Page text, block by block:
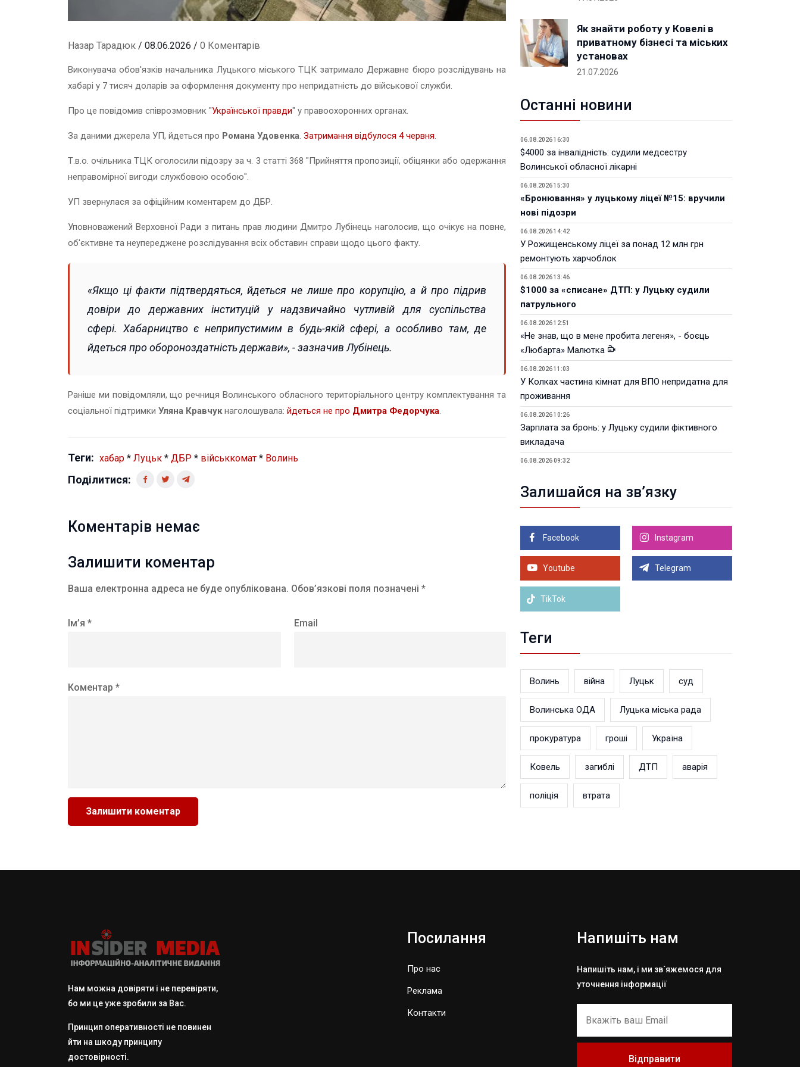
Назар Тарадюк / 08.06.2026 / 0 Коментарів
Виконувача обов'язків начальника Луцького міського ТЦК затримало Державне бюро розслідувань на
хабарі у 7 тисяч доларів за оформлення документу про непридатність до військової служби.
Про це повідомив співрозмовник "Української правди" у правоохоронних органах.
За даними джерела УП, йдеться про Романа Удовенка. Затримання відбулося 4 червня.
Т.в.о. очільника ТЦК оголосили підозру за ч. 3 статті 368 "Прийняття пропозиції, обіцянки або одержання
неправомірної вигоди службовою особою".
УП звернулася за офіційним коментарем до ДБР.
Уповноважений Верховної Ради з питань прав людини Дмитро Лубінець наголосив, що очікує на повне,
об'єктивне та неупереджене розслідування всіх обставин справи щодо цього факту.
«Якщо ці факти підтвердяться, йдеться не лише про корупцію, а й про підрив
довіри до державних інституцій у надзвичайно чутливій для суспільства
сфері. Хабарництво є неприпустимим в будь-якій сфері, а особливо там, де
йдеться про обороноздатність держави», - зазначив Лубінець.
Раніше ми повідомляли, що речниця Волинського обласного територіального центру комплектування та
соціальної підтримки Уляна Кравчукнаголошувала: йдеться не про Дмитра Федорчука.
Теги: хабар * Луцьк * ДБР * військкомат * Волинь
Поділитися:
Коментарів немає
Залишити коментар
Ваша електронна адреса не буде опублікована. Обов’язкові поля позначені *
Ім’я * Email
Коментар *
Як знайти роботу у Ковелі в
приватному бізнесі та міських
установах
21.07.2026
Останні новини
06.08.2026 16:30
$4000 за інвалідність: судили медсестру
Волинської обласної лікарні
06.08.2026 15:30
«Бронювання» у луцькому ліцеї №15: вручили
нові підозри
06.08.2026 14:42
У Рожищенському ліцеї за понад 12 млн грн
ремонтують харчоблок
06.08.2026 13:46
$1000 за «списане» ДТП: у Луцьку судили
патрульного
06.08.2026 12:51
«Не знав, що в мене пробита легеня», - боєць
«Любарта» Малютка
06.08.2026 11:03
У Колках частина кімнат для ВПО непридатна для
проживання
06.08.2026 10:26
Зарплата за бронь: у Луцьку судили фіктивного
викладача
06.08.2026 09:32
05.08.2026 21:18
Порівняння телеоб'єктивів Sigma Sports та Sony G-
05.08.2026 21:00
У Луцьку на 99,9% готовий новий Державний
ветеранський простір. ВІДЕО
Більше новин
Залишайся на зв’язку
Facebook Instagram
Youtube Telegram
TikTok
Теги
Волинь війна Луцьк суд
Волинська ОДА Луцька міська рада
прокуратура гроші Україна
Ковель загиблі ДТП аварія
поліція втрата
Нам можна довіряти і не перевіряти,
бо ми це уже зробили за Вас.
Принцип оперативності не повинен
йти на шкоду принципу
достовірності.
Посилання
Про нас
Реклама
Контакти
Напишіть нам
Напишіть нам, і ми зв`яжемося для
уточнення інформації
Відправити